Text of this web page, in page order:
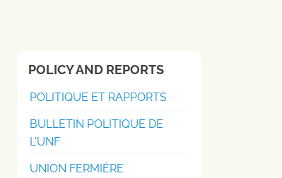
POLICY AND REPORTS
POLITIQUE ET RAPPORTS
BULLETIN POLITIQUE DE
L'UNF
UNION FERMIÈRE